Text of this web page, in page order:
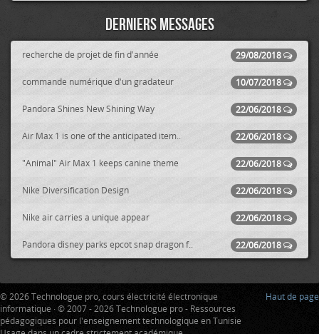
Derniers messages
29/08/2018
recherche de projet de fin d'année
10/07/2018
commande numérique d'un gradateur
22/06/2018
Pandora Shines New Shining Way
22/06/2018
Air Max 1 is one of the anticipated item..
22/06/2018
"Animal" Air Max 1 keeps canine theme
22/06/2018
Nike Diversification Design
22/06/2018
Nike air carries a unique appear
22/06/2018
Pandora disney parks epcot snap dragon f..
Haut de page
© 2026 Technologue pro, cours électricité électronique
informatique · © 2007 - 2026 Technologue pro - Ressources
pédagogiques pour l'enseignement technologique en Tunisie